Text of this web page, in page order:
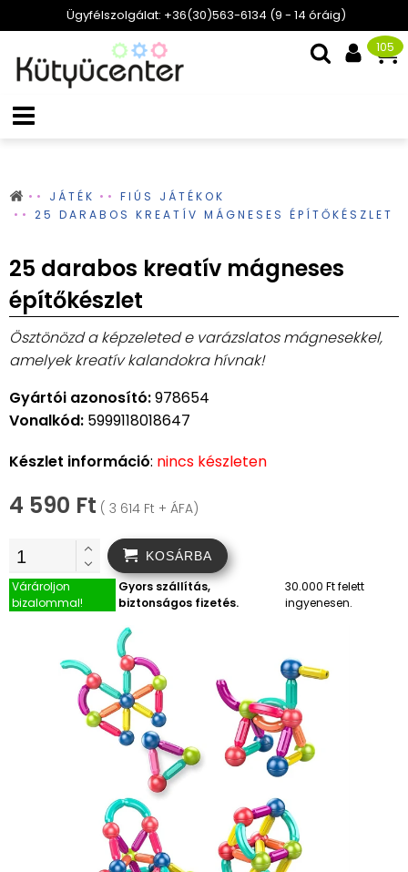
Ügyfélszolgálat: +36(30)563-6134 (9 - 14 óráig)
105
JÁTÉK
FIÚS JÁTÉKOK
25 DARABOS KREATÍV MÁGNESES ÉPÍTŐKÉSZLET
25 darabos kreatív mágneses
építőkészlet
Ösztönözd a képzeleted e varázslatos mágnesekkel,
amelyek kreatív kalandokra hívnak!
Gyártói azonosító:978654
Vonalkód: 5999118018647
Készlet információ: nincs készleten
4 590 Ft ( 3 614 Ft + ÁFA)
KOSÁRBA
Várároljon
bizalommal!
Gyors szállítás,
biztonságos fizetés.
30.000 Ft felett
ingyenesen.